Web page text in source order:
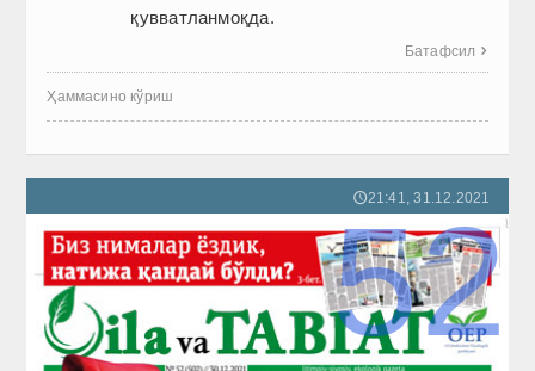
қувватланмоқда.
Батафсил 
Ҳаммасино кўриш
🕔21:41, 31.12.2021
52